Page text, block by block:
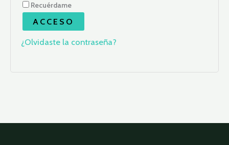
Recuérdame
ACCESO
¿Olvidaste la contraseña?